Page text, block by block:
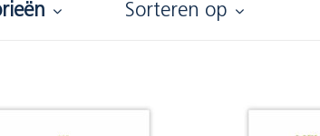
Sorteren op